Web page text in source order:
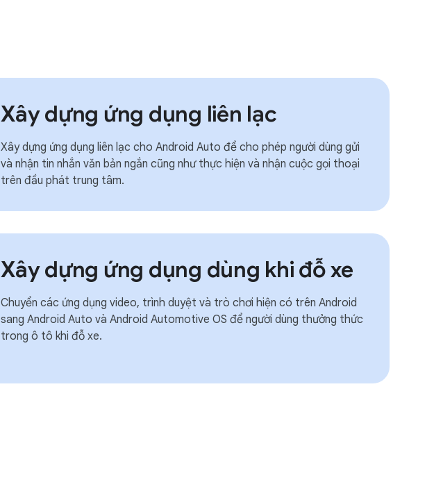
Xây dựng ứng dụng liên lạc
Xây dựng ứng dụng liên lạc cho Android Auto để cho phép người dùng gửi
và nhận tin nhắn văn bản ngắn cũng như thực hiện và nhận cuộc gọi thoại
trên đầu phát trung tâm.
Xây dựng ứng dụng dùng khi đỗ xe
Chuyển các ứng dụng video, trình duyệt và trò chơi hiện có trên Android
sang Android Auto và Android Automotive OS để người dùng thưởng thức
trong ô tô khi đỗ xe.